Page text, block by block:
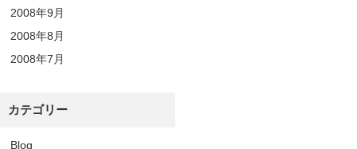
2008年9月
2008年8月
2008年7月
カテゴリー
Blog